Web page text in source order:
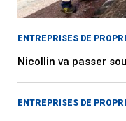
ENTREPRISES DE
Nicollin va passer
ENTREPRISES DE